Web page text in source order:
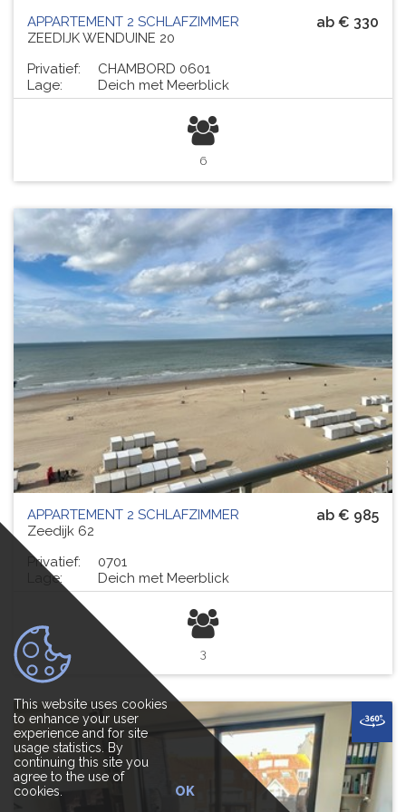
ab € 330
APPARTEMENT 2 SCHLAFZIMMER
ZEEDIJK WENDUINE 20
Privatief:
CHAMBORD 0601
Lage:
Deich met Meerblick
6
ab € 985
APPARTEMENT 2 SCHLAFZIMMER
Zeedijk 62
Privatief:
0701
Lage:
Deich met Meerblick
3
This website uses cookies
to enhance your user
experience and for site
usage statistics. By
continuing this site you
agree to the use of
cookies.
OK